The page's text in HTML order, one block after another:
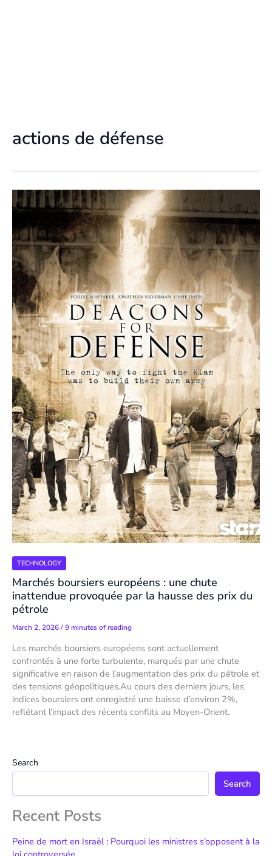
actions de défense
TECHNOLOGY
Marchés boursiers européens : une chute
inattendue provoquée par la hausse des prix du
pétrole
March 2, 2026/9 minutes of reading
Les marchés boursiers européens sont actuellement
confrontés à une forte turbulente, marqués par une chute
significative en raison de l’augmentation des prix du pétrole et
des tensions géopolitiques.Au cours des derniers jours, les
indices boursiers ont enregistré une baisse d’environ 2%,
reflétant l’impact des récents conflits au Moyen-Orient.
Search
Search
Recent Posts
Peine de mort en Israël : Pourquoi les ministres s’opposent à la